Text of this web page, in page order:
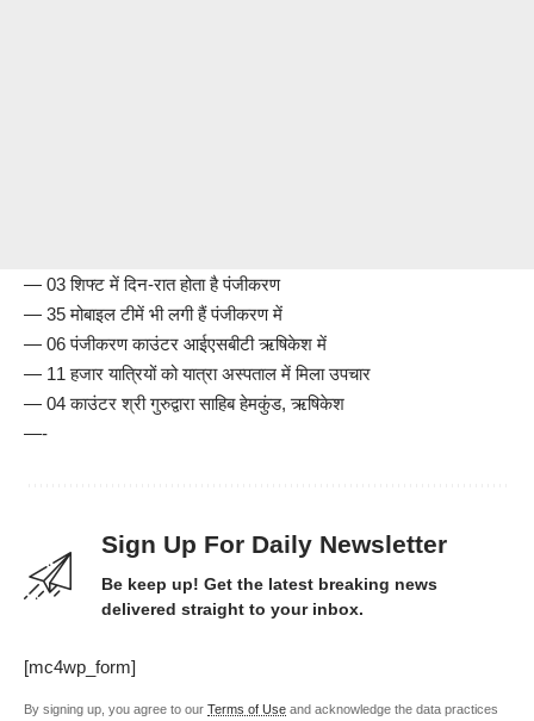
— 03 शिफ्ट में दिन-रात होता है पंजीकरण
— 35 मोबाइल टीमें भी लगी हैं पंजीकरण में
— 06 पंजीकरण काउंटर आईएसबीटी ऋषिकेश में
— 11 हजार यात्रियों को यात्रा अस्पताल में मिला उपचार
— 04 काउंटर श्री गुरुद्वारा साहिब हेमकुंड, ऋषिकेश
—-
Sign Up For Daily Newsletter
Be keep up! Get the latest breaking news
delivered straight to your inbox.
[mc4wp_form]
By signing up, you agree to our Terms of Use and acknowledge the data practices